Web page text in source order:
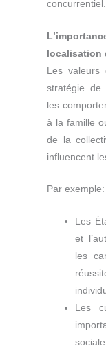
concurrentiel.
L
localisation
Les
stratégie de
les
à la famille
de la
influencent
Par exemple:
Les
et
les
Les